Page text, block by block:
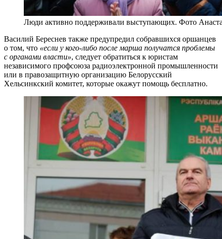
Люди активно поддерживали выступающих. Фото
Василий Береснев также предупредил собравшихся оршанцев
о том, что «если у кого-либо после марша получатся проблемы
с органами власти», следует обратиться к юристам
независимого профсоюза радиоэлектронной промышленности
или в правозащитную организацию Белорусский
Хельсинкский комитет, которые окажут помощь бесплатно.